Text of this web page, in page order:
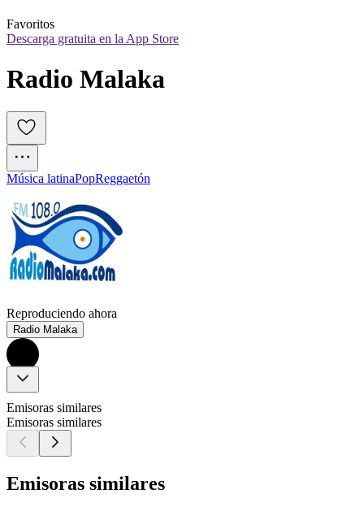
Favoritos
Descarga gratuita en la App Store
Radio Malaka
Música latinaPopReggaetón
Reproduciendo ahora
Radio Malaka
Emisoras similares
Emisoras similares
Emisoras similares